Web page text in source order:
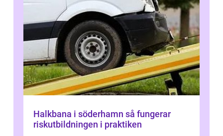
Halkbana i söderhamn så fungerar
riskutbildningen i praktiken